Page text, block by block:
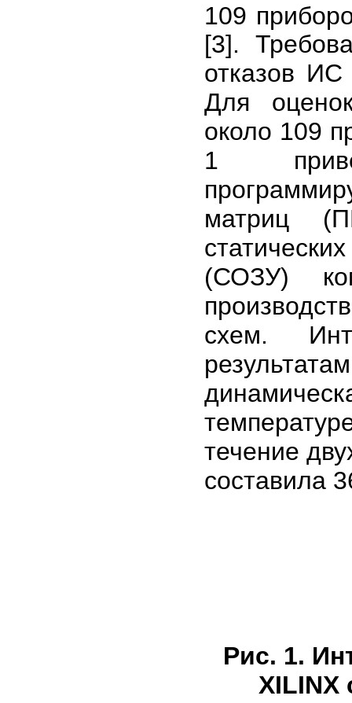
109
[3].
отказов
Для
около 109
1
матриц
(СОЗУ)
схем.
течение
составила
Рис. 1.
XILINX